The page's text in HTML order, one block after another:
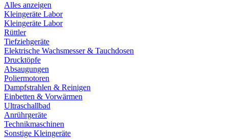
Alles anzeigen
Kleingeräte Labor
Kleingeräte Labor
Rüttler
Tiefziehgeräte
Elektrische Wachsmesser & Tauchdosen
Drucktöpfe
Absaugungen
Poliermotoren
Dampfstrahlen & Reinigen
Einbetten & Vorwärmen
Ultraschallbad
Anrührgeräte
Technikmaschinen
Sonstige Kleingeräte